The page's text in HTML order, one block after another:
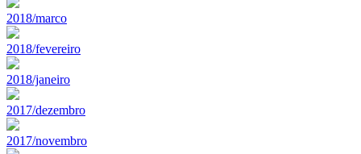
2018/marco
2018/fevereiro
2018/janeiro
2017/dezembro
2017/novembro